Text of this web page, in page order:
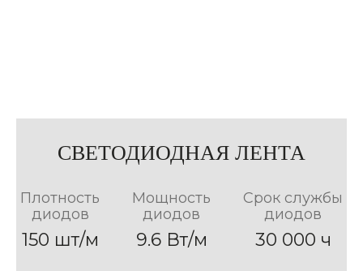
СВЕТОДИОДНАЯ ЛЕНТА
Плотность
диодов
150 шт/м
Мощность
диодов
9.6 Вт/м
Срок службы
диодов
30 000 ч